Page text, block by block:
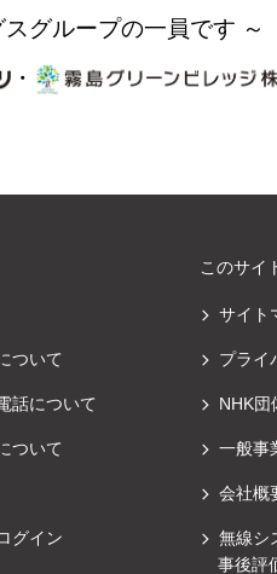
グループの一員です ～
・
ついて
話について
ついて
グイン
このサイ
サイト
プライ
NHK団
一般事
会社概
無線シ
事後評